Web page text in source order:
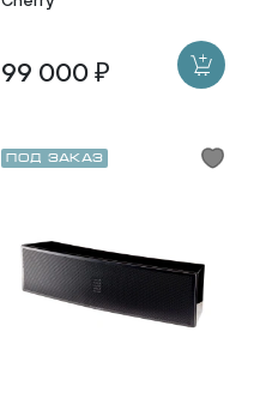
99 000 ₽
Под заказ